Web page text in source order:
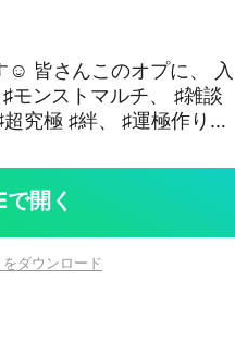
☺ 皆さんこのオプに、 入
究極 ♯絆、 ♯運極作り、
で開く
ダウンロード